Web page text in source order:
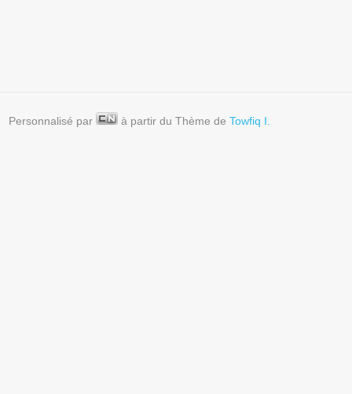
Personnalisé par à partir du Thème deTowfiq I.